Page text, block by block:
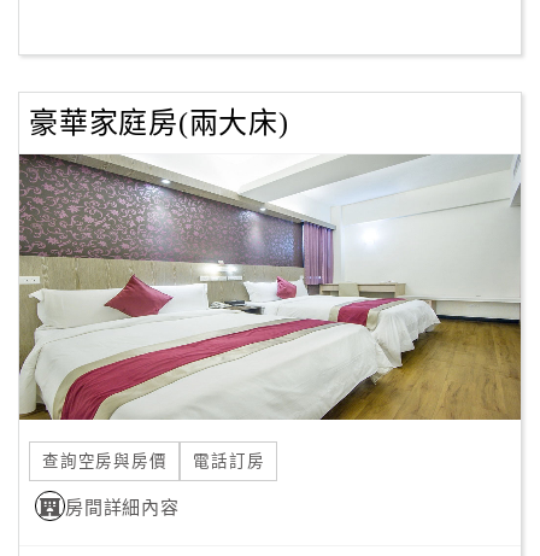
客
服
聯
單
Line
線
上
客
服
紅
利
查
豪華家庭房(兩大床)
查詢空房與房價 電話訂房
房間詳細內容